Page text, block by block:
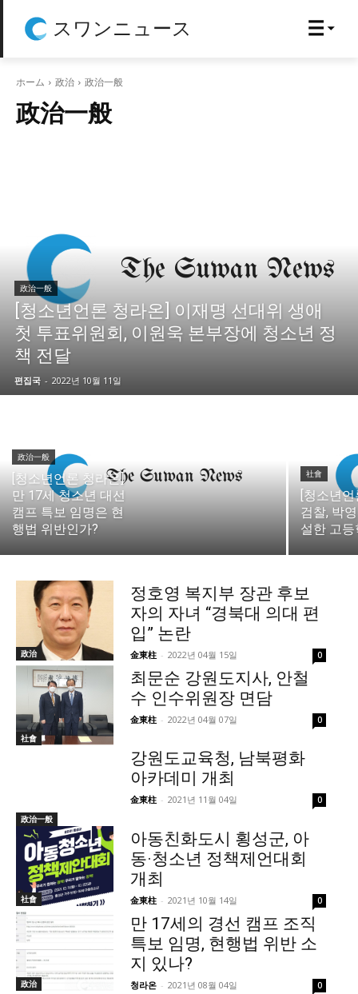
スワンニュース
ホーム 政治 政治一般
政治一般
政治一般
[청소년언론 청라온] 이재명 선대위 생애
첫 투표위원회, 이원욱 본부장에 청소년 정
책 전달
편집국 - 2022년 10월 11일
政治一般
[청소년언론 청라온]
만 17세 청소년 대선
캠프 특보 임명은 현
행법 위반인가?
社會
[청소년
검찰, 박
설한 고
政治
정호영 복지부 장관 후보
자의 자녀 “경북대 의대 편
입” 논란
金東柱 - 2022년 04월 15일 0
社會
최문순 강원도지사, 안철
수 인수위원장 면담
金東柱 - 2022년 04월 07일 0
政治一般
강원도교육청, 남북평화
아카데미 개최
金東柱 - 2021년 11월 04일 0
社會
아동친화도시 횡성군, 아
동·청소년 정책제언대회
개최
金東柱 - 2021년 10월 14일 0
政治
만 17세의 경선 캠프 조직
특보 임명, 현행법 위반 소
지 있나?
청라온 - 2021년 08월 04일 0